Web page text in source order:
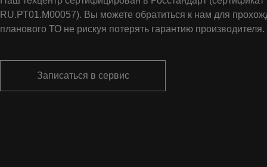
RU.РТ01.М00057). Вы можете обратиться к нам для
планового ТО не рискуя потерять гарантию производителя.
Записаться в сервис